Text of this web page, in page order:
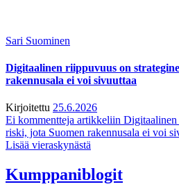
Sari Suominen
Digitaalinen riippuvuus on
rakennusala ei voi sivuuttaa
Kirjoitettu 25.6.2026
Ei kommentteja artikkeliin Digitaalinen
riski, jota Suomen rakennusala ei voi
Lisää vieraskynästä
Kumppaniblogit